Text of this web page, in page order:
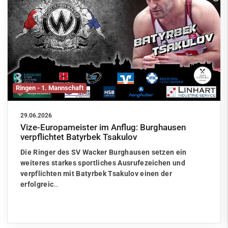
Ringen - 1. Mannschaft
29.06.2026
Vize-Europameister im Anflug: Burghausen
verpflichtet Batyrbek Tsakulov
Die Ringer des SV Wacker Burghausen setzen ein
weiteres starkes sportliches Ausrufezeichen und
verpflichten mit Batyrbek Tsakulov einen der
erfolgreic…